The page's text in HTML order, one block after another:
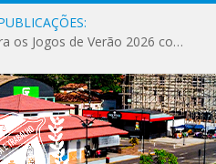
São Miguel do Guamá encerra os Jogos de Verão 2026 com sucesso de público e competições.